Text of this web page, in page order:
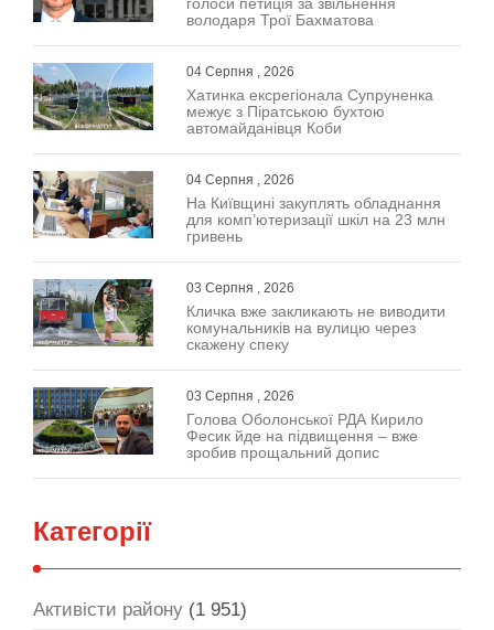
володаря Трої Бахматова
04 Серпня , 2026
Хатинка ексрегіонала Супруненка
межує з Піратською бухтою
автомайданівця Коби
04 Серпня , 2026
На Київщині закуплять обладнання
для комп’ютеризації шкіл на 23 млн
гривень
03 Серпня , 2026
Кличка вже закликають не виводити
комунальників на вулицю через
скажену спеку
03 Серпня , 2026
Голова Оболонської РДА Кирило
Фесик йде на підвищення – вже
зробив прощальний допис
Категорії
Активісти району (1 951)